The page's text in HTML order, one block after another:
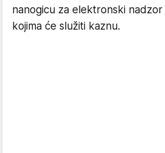
nanogicu za elektronski
kojima će služiti kaznu.